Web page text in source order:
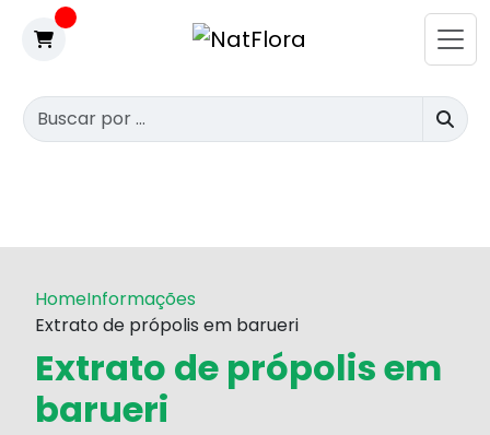
HomeInformações
Extrato de própolis em barueri
Extrato de própolis em
barueri